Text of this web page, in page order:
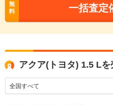
無
料
一括査定
アクア(トヨタ) 1.5 L